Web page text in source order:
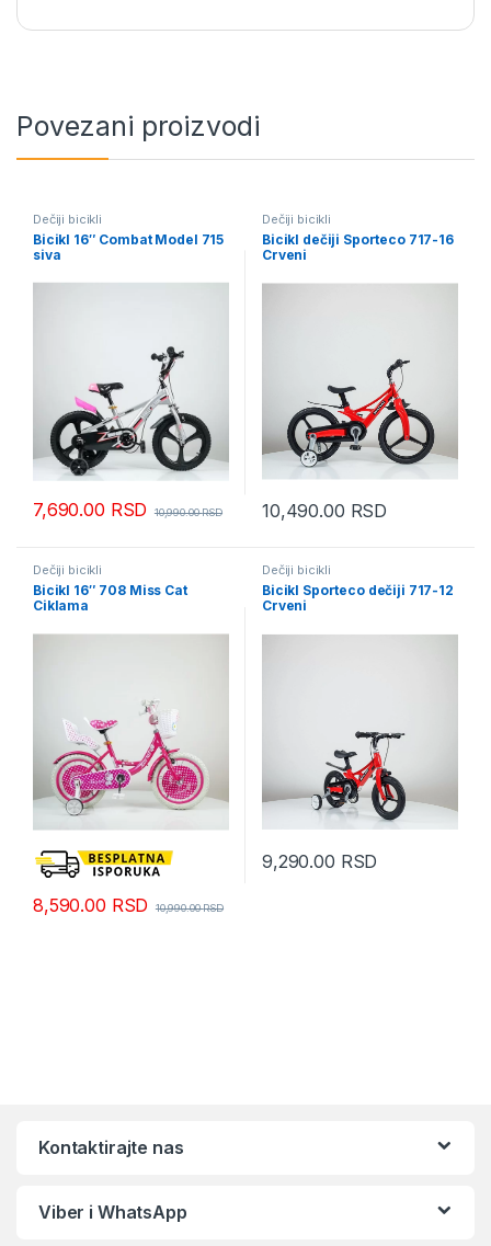
Povezani proizvodi
Dečiji bicikli
Bicikl 16″ Combat Model 715
siva
7,690.00 RSD 10,990.00RSD
Dečiji bicikli
Bicikl dečiji Sporteco 717-16
Crveni
10,490.00 RSD
Dečiji bicikli
Bicikl 16″ 708 Miss Cat
Ciklama
8,590.00 RSD 10,990.00RSD
Dečiji bicikli
Bicikl Sporteco dečiji 717-12
Crveni
9,290.00 RSD
Kontaktirajte nas
Viber i WhatsApp